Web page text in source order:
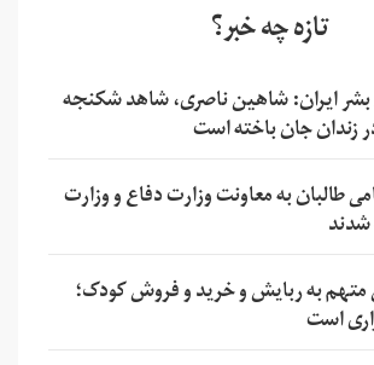
تازه چه خبر؟
ایران: شاهین ناصری، شاهد شکنجه
زندان جان باخته است
طالبان به معاونت وزارت دفاع و وزارت
به ربایش و خرید و فروش کودک؛
است